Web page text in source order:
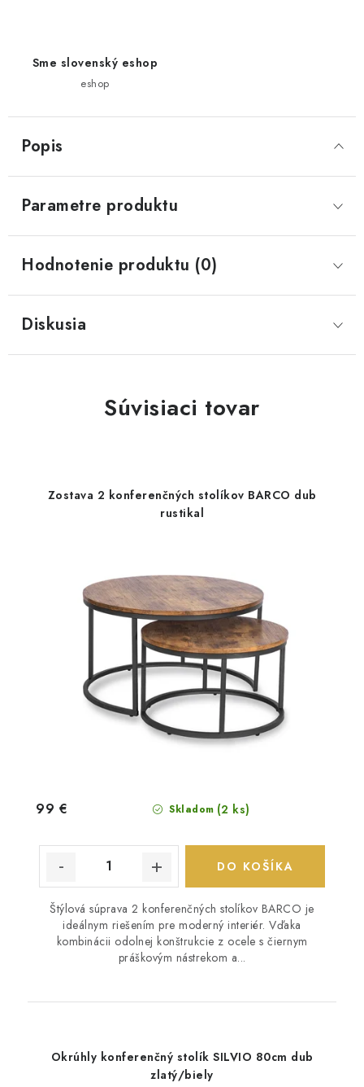
Sme slovenský eshop
eshop
Popis
Parametre produktu
Hodnotenie produktu (0)
Diskusia
Súvisiaci tovar
Zostava 2 konferenčných stolíkov BARCO dub
rustikal
Skladom (2 ks)
99 €
DO KOŠÍKA
Štýlová súprava 2 konferenčných stolíkov BARCO je
ideálnym riešením pre moderný interiér. Vďaka
kombinácii odolnej konštrukcie z ocele s čiernym
práškovým nástrekom a...
Okrúhly konferenčný stolík SILVIO 80cm dub
zlatý/biely